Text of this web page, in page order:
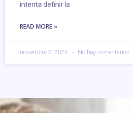
intenta definir la
READ MORE »
noviembre 3, 2025 No hay comentarios